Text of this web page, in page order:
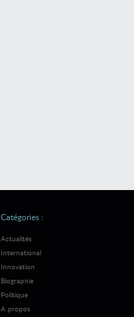
Catégories :
Actualités
International
Innovation
Biographie
Politique
A propos